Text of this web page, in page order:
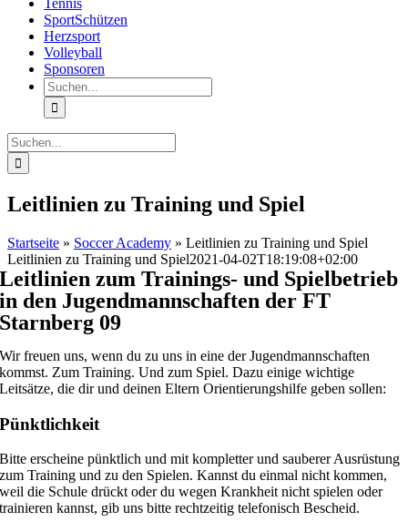
Tennis
SportSchützen
Herzsport
Volleyball
Sponsoren
Suche
nach:
Suche
nach:
Leitlinien zu Training und Spiel
Startseite » Soccer Academy » Leitlinien zu Training und Spiel
Leitlinien zu Training und Spiel2021-04-02T18:19:08+02:00
Leitlinien zum Trainings- und Spielbetrieb
in den Jugendmannschaften der FT
Starnberg 09
Wir freuen uns, wenn du zu uns in eine der Jugendmannschaften
kommst. Zum Training. Und zum Spiel. Dazu einige wichtige
Leitsätze, die dir und deinen Eltern Orientierungshilfe geben sollen:
Pünktlichkeit
Bitte erscheine pünktlich und mit kompletter und sauberer Ausrüstung
zum Training und zu den Spielen. Kannst du einmal nicht kommen,
weil die Schule drückt oder du wegen Krankheit nicht spielen oder
trainieren kannst, gib uns bitte rechtzeitig telefonisch Bescheid.